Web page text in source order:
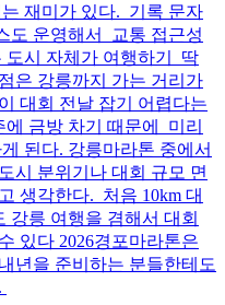
재미가 있다. 기록 문자
도 운영해서 교통 접근성
도시 자체가 여행하기 딱
은 강릉까지 가는 거리가
대회 전날 잡기 어렵다는
금방 차기 때문에 미리
된다. 강릉마라톤 중에서
시 분위기나 대회 규모 면
생각한다. 처음 10km 대
강릉 여행을 겸해서 대회
있다 2026경포마라톤은
년을 준비하는 분들한테도